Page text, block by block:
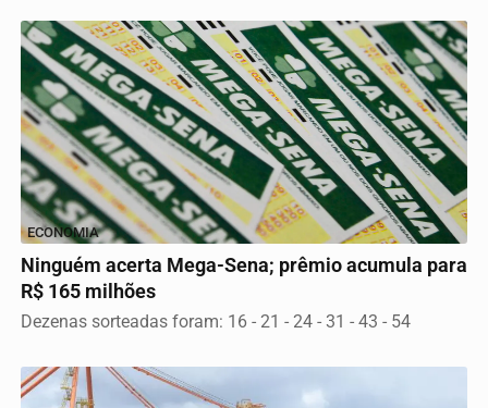
ECONOMIA
Ninguém acerta Mega-Sena; prêmio acumula para
R$ 165 milhões
Dezenas sorteadas foram: 16 - 21 - 24 - 31 - 43 - 54